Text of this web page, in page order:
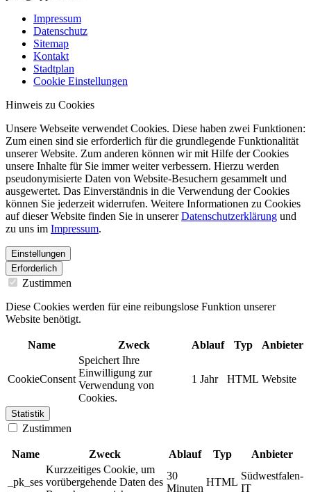
Impressum
Datenschutz
Sitemap
Kontakt
Stadtplan
Cookie Einstellungen
Hinweis zu Cookies
Unsere Webseite verwendet Cookies. Diese haben zwei Funktionen:
Zum einen sind sie erforderlich für die grundlegende Funktionalität
unserer Website. Zum anderen können wir mit Hilfe der Cookies
unsere Inhalte für Sie immer weiter verbessern. Hierzu werden
pseudonymisierte Daten von Website-Besuchern gesammelt und
ausgewertet. Das Einverständnis in die Verwendung der Cookies
können Sie jederzeit widerrufen. Weitere Informationen zu Cookies
auf dieser Website finden Sie in unsererDatenschutzerklärung und
zu uns im Impressum.
Einstellungen
Erforderlich
Zustimmen
Diese Cookies werden für eine reibungslose Funktion unserer
Website benötigt.
Name Zweck Ablauf Typ Anbieter
CookieConsent
Speichert Ihre
Einwilligung zur
Verwendung von
Cookies.
1 Jahr HTML Website
Statistik
Zustimmen
Name Zweck Ablauf Typ Anbieter
_pk_ses
Kurzzeitiges Cookie, um
vorübergehende Daten des
30
Minuten
HTML
Südwestfalen-
IT